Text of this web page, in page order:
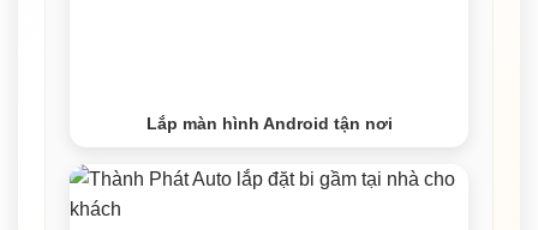
Lắp màn hình Android tận nơi